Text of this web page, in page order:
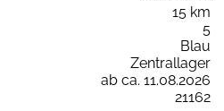
15 km
5
Blau
Zentrallager
ab ca. 11.08.2026
21162